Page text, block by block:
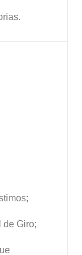
de Giro;